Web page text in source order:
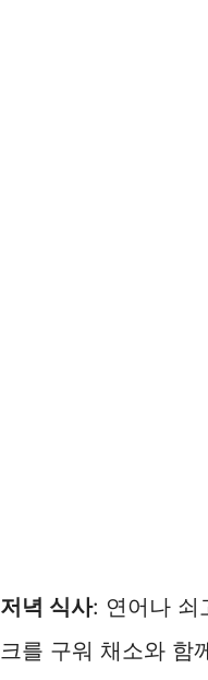
저녁 식사: 연어나 쇠
크를 구워 채소와 함